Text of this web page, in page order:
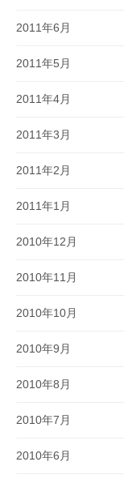
2011年6月
2011年5月
2011年4月
2011年3月
2011年2月
2011年1月
2010年12月
2010年11月
2010年10月
2010年9月
2010年8月
2010年7月
2010年6月